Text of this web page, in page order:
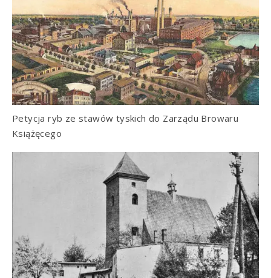
Petycja ryb ze stawów tyskich do Zarządu Browaru
Książęcego